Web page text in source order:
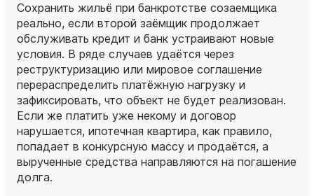
Сохранить жильё при банкротстве созаемщика
реально, если второй заёмщик продолжает
обслуживать кредит и банк устраивают новые
условия. В ряде случаев удаётся через
реструктуризацию или мировое соглашение
перераспределить платёжную нагрузку и
зафиксировать, что объект не будет реализован.
Если же платить уже некому и договор
нарушается, ипотечная квартира, как правило,
попадает в конкурсную массу и продаётся, а
вырученные средства направляются на погашение
долга.